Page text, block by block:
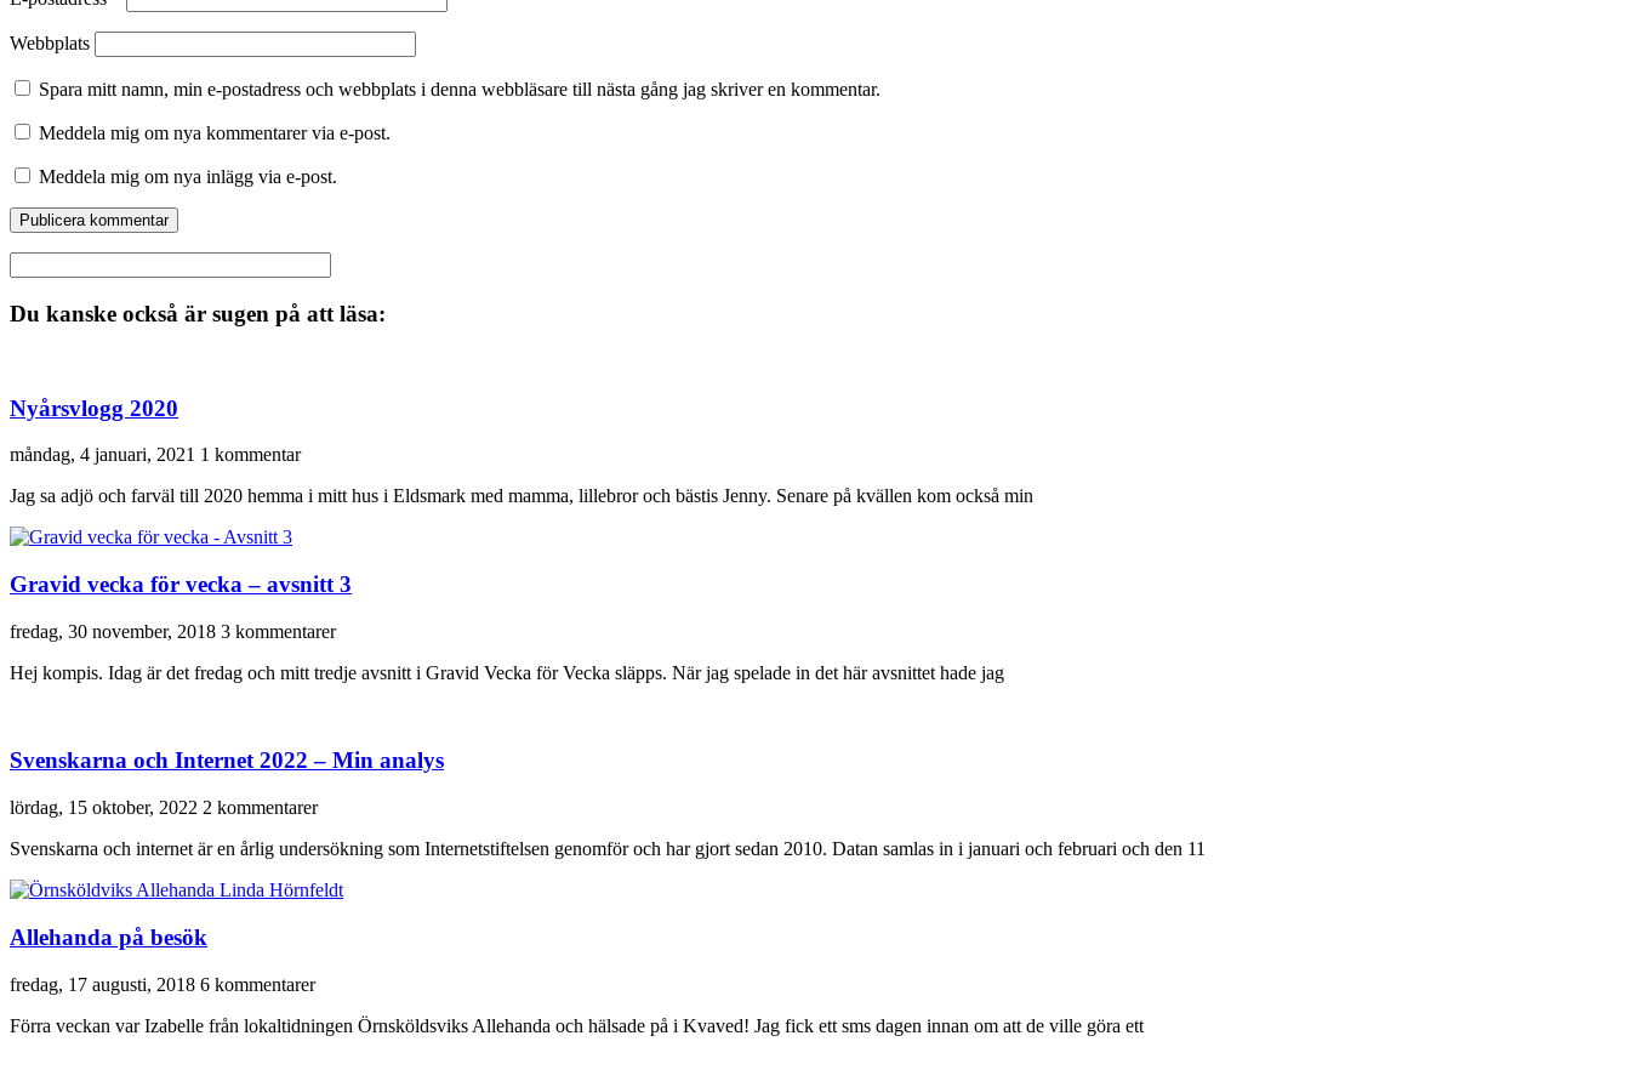
Webbplats
Spara mitt namn, min e-postadress och webbplats i denna webbläsare till nästa gång jag skriver en kommentar.
Meddela mig om nya kommentarer via e-post.
Meddela mig om nya inlägg via e-post.
Du kanske också är sugen på att läsa:
Nyårsvlogg 2020
måndag, 4 januari, 2021 1 kommentar
Jag sa adjö och farväl till 2020 hemma i mitt hus i Eldsmark med mamma, lillebror och bästis Jenny. Senare på kvällen kom också min
Gravid vecka för vecka – avsnitt 3
fredag, 30 november, 2018 3 kommentarer
Hej kompis. Idag är det fredag och mitt tredje avsnitt i Gravid Vecka för Vecka släpps. När jag spelade in det här avsnittet hade jag
Svenskarna och Internet 2022 – Min analys
lördag, 15 oktober, 2022 2 kommentarer
Svenskarna och internet är en årlig undersökning som Internetstiftelsen genomför och har gjort sedan 2010. Datan samlas in i januari och februari och den 11
Allehanda på besök
fredag, 17 augusti, 2018 6 kommentarer
Förra veckan var Izabelle från lokaltidningen Örnsköldsviks Allehanda och hälsade på i Kvaved! Jag fick ett sms dagen innan om att de ville göra ett